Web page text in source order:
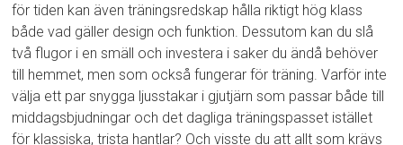
för tiden kan även träningsredskap hålla riktigt hög klass
både vad gäller design och funktion. Dessutom kan du slå
två flugor i en smäll och investera i saker du ändå behöver
till hemmet, men som också fungerar för träning. Varför inte
välja ett par snygga ljusstakar i gjutjärn som passar både till
middagsbjudningar och det dagliga träningspasset istället
för klassiska, trista hantlar? Och visste du att allt som krävs